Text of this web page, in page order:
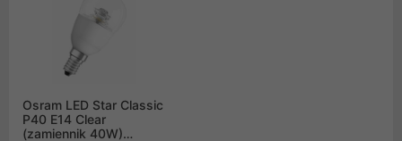
Osram LED Star Classic
P40 E14 Clear
(zamiennik 40W)